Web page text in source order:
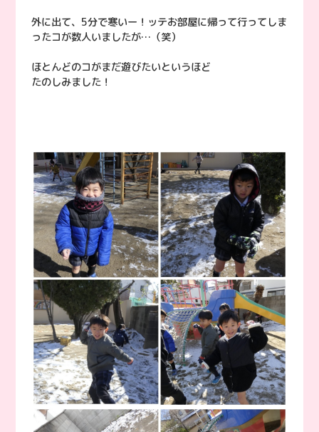
外に出て、5分で寒いー！ッテお部屋に帰って行ってしま
ったコが数人いましたが…（笑）
ほとんどのコがまだ遊びたいというほど
たのしみました！